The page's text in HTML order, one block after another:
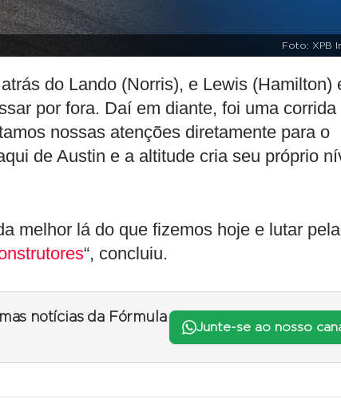
Foto: XPB
do Lando (Norris), e Lewis (Hamilton)
por fora. Daí em diante, foi uma corrida
nossas atenções diretamente para o
de Austin e a altitude cria seu próprio
melhor lá do que fizemos hoje e lutar pela
“, concluiu.
notícias da Fórmula
Junte-se ao nosso